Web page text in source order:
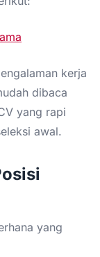
kerja
dibaca
yang rapi
awal.
yang